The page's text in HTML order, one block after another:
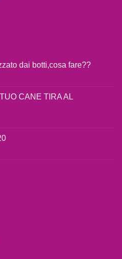
dai botti,cosa fare??
CANE TIRA AL